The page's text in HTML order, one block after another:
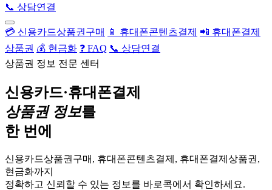
📞 상담연결
💳 신용카드상품권구매 📱 휴대폰콘텐츠결제 📲 휴대폰결제
상품권 💰 현금화 ❓ FAQ 📞 상담연결
상품권 정보 전문 센터
신용카드·휴대폰결제
상품권 정보를
한 번에
신용카드상품권구매, 휴대폰콘텐츠결제, 휴대폰결제상품권,
현금화까지
정확하고 신뢰할 수 있는 정보를 바로콕에서 확인하세요.